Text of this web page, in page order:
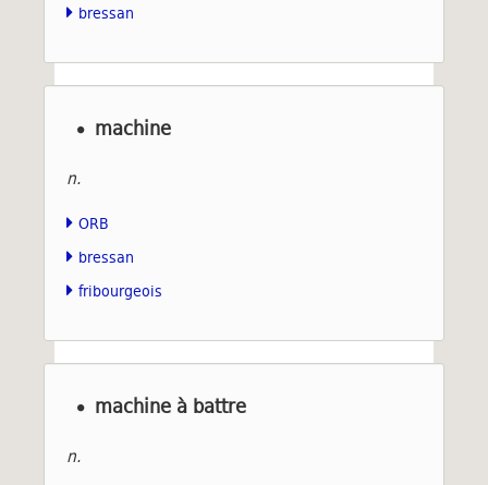
bressan
machine
n.
ORB
bressan
fribourgeois
machine à battre
n.